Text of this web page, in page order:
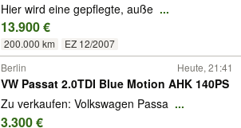
Hier wird eine gepflegte, auße ...
13.900 €
200.000 km
EZ 12/2007
Berlin
Heute, 21:41
VW Passat 2.0TDI Blue Motion AHK 140PS
Zu verkaufen: Volkswagen Passa ...
3.300 €